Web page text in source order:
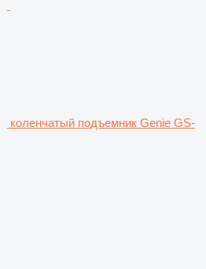
коленчатый подъемник Genie GS-